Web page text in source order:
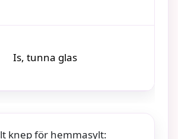
Is, tunna glas
knep för hemmasylt: